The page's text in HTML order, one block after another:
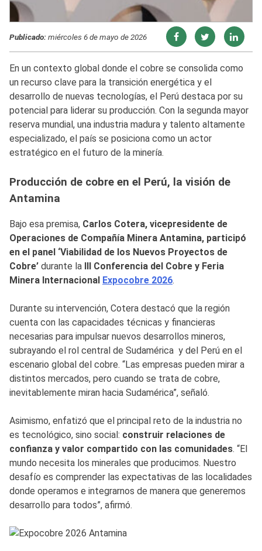
Publicado:miércoles 6 de mayo de 2026
En un contexto global donde el cobre se consolida como
un recurso clave para la transición energética y el
desarrollo de nuevas tecnologías, el Perú destaca por su
potencial para liderar su producción. Con la segunda mayor
reserva mundial, una industria madura y talento altamente
especializado, el país se posiciona como un actor
estratégico en el futuro de la minería.
Producción de cobre en el Perú, la visión de
Antamina
Bajo esa premisa, Carlos Cotera, vicepresidente de
Operaciones de Compañía Minera Antamina, participó
en el panel ‘Viabilidad de los Nuevos Proyectos de
Cobre’ durante la
III Conferencia del Cobre y Feria
Minera Internacional Expocobre 2026.
Durante su intervención, Cotera destacó que la región
cuenta con las capacidades técnicas y financieras
necesarias para impulsar nuevos desarrollos mineros,
subrayando el rol central de Sudamérica y del Perú en el
escenario global del cobre. “Las empresas pueden mirar a
distintos mercados, pero cuando se trata de cobre,
inevitablemente miran hacia Sudamérica”, señaló.
Asimismo, enfatizó que el principal reto de la industria no
es tecnológico, sino social: construir relaciones de
confianza y valor compartido con las comunidades. “El
mundo necesita los minerales que producimos. Nuestro
desafío es comprender las expectativas de las localidades
donde operamos e integrarnos de manera que generemos
desarrollo para todos”, afirmó.